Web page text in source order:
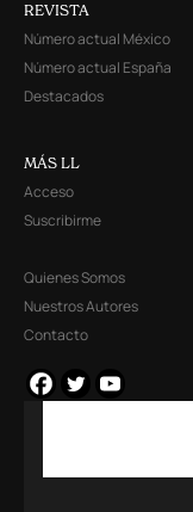
REVISTA
Número actual México
Número actual España
Destacados
MÁS LL
Acceso
Suscribirme
Quienes Somos
Nuestros Autores
Contacto